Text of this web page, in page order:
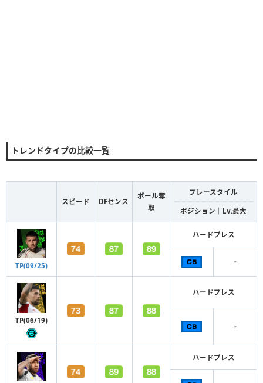
トレンドタイプの比較一覧
スピード DFセンス
ボール奪
取
プレースタイル
ポジション｜Lv.最大
TP(09/25)
ハードプレス
-
TP(06/19)
ハードプレス
-
ハードプレス